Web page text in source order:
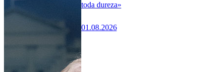
toda dureza»
01.08.2026